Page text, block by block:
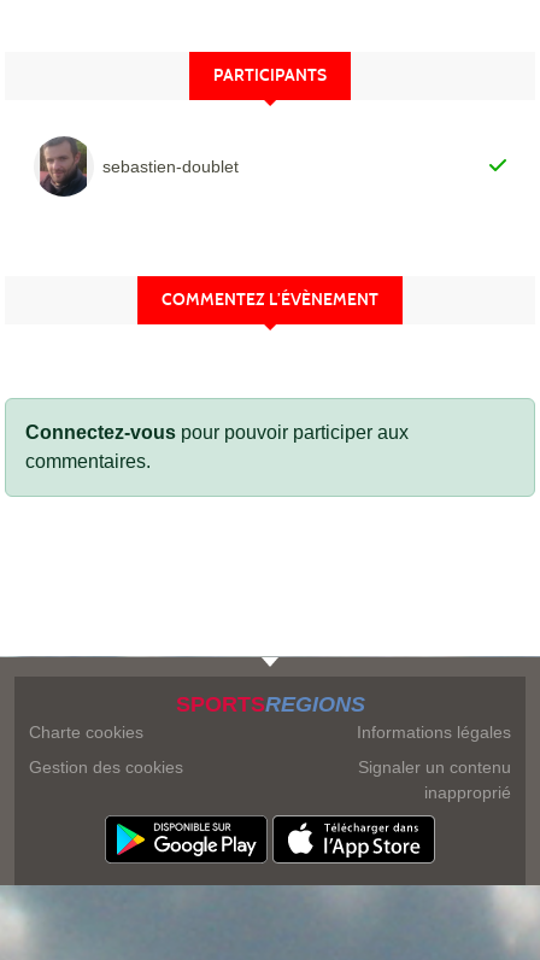
PARTICIPANTS
sebastien-doublet
COMMENTEZ L’ÉVÈNEMENT
Connectez-vous pour pouvoir participer aux
commentaires.
SPORTSREGIONS
Charte cookies
Gestion des cookies
Informations légales
Signaler un contenu
inapproprié